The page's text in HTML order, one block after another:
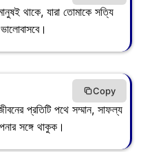
থাকে, যারা তোমাকে সত্যি
প্রতিটি পথে সম্মান, সাফল্য
সঙ্গে থাকুক।
Copy